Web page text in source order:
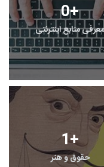
0+
معرفی منابع اینترنتی
1+
حقوق و هنر